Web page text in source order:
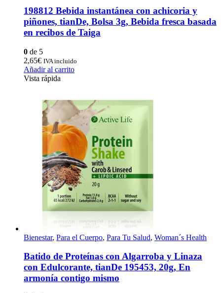
198812 Bebida instantánea con achicoria y
piñones, tianDe, Bolsa 3g, Bebida fresca basada
en recibos de Taiga
0 de 5
2,65€ IVA incluido
Añadir al carrito
Vista rápida
Bienestar, Para el Cuerpo, Para Tu Salud, Woman´s Health
Batido de Proteínas con Algarroba y Linaza
con Edulcorante, tianDe 195453, 20g, En
armonía contigo mismo